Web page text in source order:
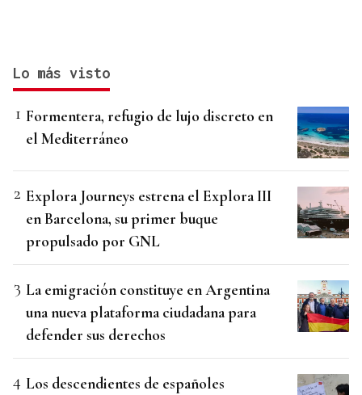
Lo más visto
Formentera, refugio de lujo discreto en
el Mediterráneo
Explora Journeys estrena el Explora III
en Barcelona, su primer buque
propulsado por GNL
La emigración constituye en Argentina
una nueva plataforma ciudadana para
defender sus derechos
Los descendientes de españoles